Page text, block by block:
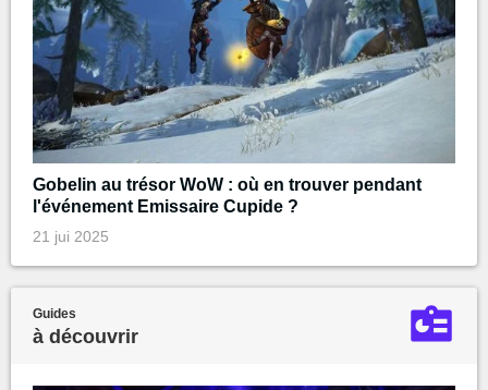
Gobelin au trésor WoW : où en trouver pendant
l'événement Emissaire Cupide ?
21 jui 2025
Guides
à découvrir